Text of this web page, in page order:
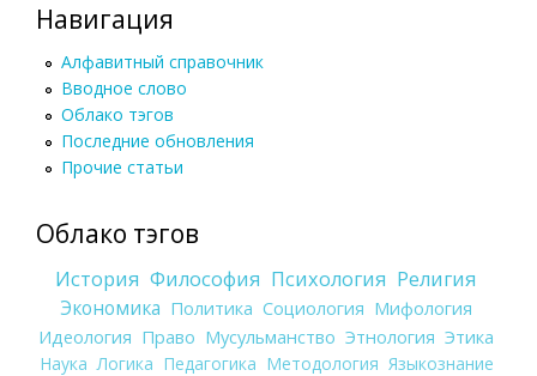
Навигация
Алфавитный справочник
Вводное слово
Облако тэгов
Последние обновления
Прочие статьи
Облако тэгов
История Философия Психология Религия
Экономика Политика Социология Мифология
Идеология Право Мусульманство Этнология Этика
Наука Логика Педагогика Методология Языкознание